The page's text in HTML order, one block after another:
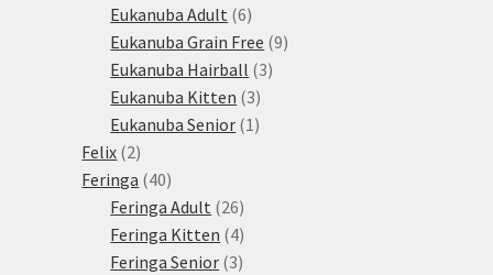
produktů
Eukanuba Adult 66
produktů
Eukanuba Grain Free 99
Eukanuba Hairball 33
Eukanuba Kitten 33
produkty
Eukanuba Senior 1 1
Felix 22
produkty
Feringa 4040
produktů
Feringa Adult 2626
produktů
Feringa Kitten 44
produkty
Feringa Senior 33